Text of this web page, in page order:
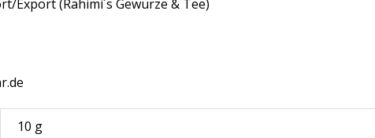
Export (Rahimi´s Gewürze & Tee)
10 g